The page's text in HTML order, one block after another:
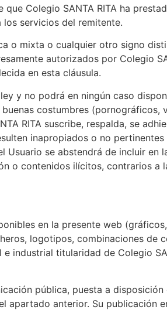
Colegio SANTA RITA ha
servicios del remitente.
o mixta o cualquier otro signo
autorizados por Colegio
en esta cláusula.
y no podrá en ningún caso
costumbres (pornográficos,
RITA suscribe, respalda, se
inapropiados o no
se abstendrá de incluir en
o contenidos ilícitos, contrarios a
en la presente web
logotipos, combinaciones de
titularidad de Colegio
pública, puesta a
anterior. Su publicación